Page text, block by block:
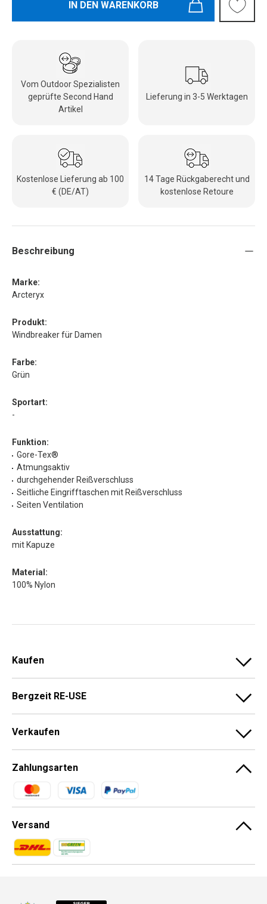
IN DEN WARENKORB
Vom Outdoor Spezialisten
geprüfte Second Hand
Artikel
Lieferung in 3-5 Werktagen
Kostenlose Lieferung ab 100
€ (DE/AT)
14 Tage Rückgaberecht und
kostenlose Retoure
Beschreibung
Marke:
Arcteryx
Produkt:
Windbreaker für Damen
Farbe:
Grün
Sportart:
-
Funktion:
Gore-Tex®
Atmungsaktiv
durchgehender Reißverschluss
Seitliche Eingrifftaschen mit Reißverschluss
Seiten Ventilation
Ausstattung:
mit Kapuze
Material:
100% Nylon
Kaufen
Bergzeit RE-USE
Verkaufen
Zahlungsarten
Zahlungsmethoden
Versand
Zahlungsmethoden